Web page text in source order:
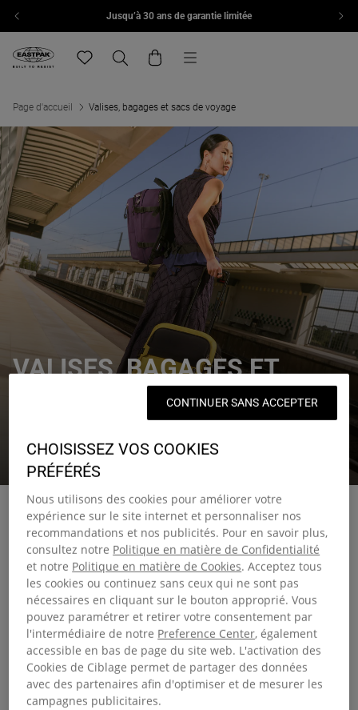
Aller au contenuJusqu’à 30 ans de garantie limitée
Eastpak, accéder à la page d'accueil de eu.eastpak.com
Menu
Page d'accueil Valises, bagages et sacs de voyage
VALISES, BAGAGES ET
SACS DE VOYAGE
Des sacs de voyage sur lesquels vous pouvez compter,
quels que soient vos projets.
Voyagez malin avec le bon bagage
Choisir le bon bagage peut vraiment faire la différence
quand vous êtes en déplacement. Notre collection propose
des sacs de voyage compacts pour les escapades du
week-end, mais aussi de grandes valises pensées pour les
longs séjours. Que vous préfériez la structure rigide d’un
bagage à coque ou la polyvalence d’une valise souple,
CHOISISSEZ VOS COOKIES
PRÉFÉRÉS
Nous utilisons des cookies pour améliorer votre
expérience sur le site internet et personnaliser nos
recommandations et nos publicités. Pour en savoir plus,
consultez notre Politique en matière de Confidentialité
et notre Politique en matière de Cookies. Acceptez tous
les cookies ou continuez sans ceux qui ne sont pas
nécessaires en cliquant sur le bouton approprié. Vous
pouvez paramétrer et retirer votre consentement par
l'intermédiaire de notre Preference Center, également
accessible en bas de page du site web. L'activation des
Cookies de Ciblage permet de partager des données
avec des partenaires afin d'optimiser et de mesurer les
campagnes publicitaires.
CONTINUER SANS ACCEPTER